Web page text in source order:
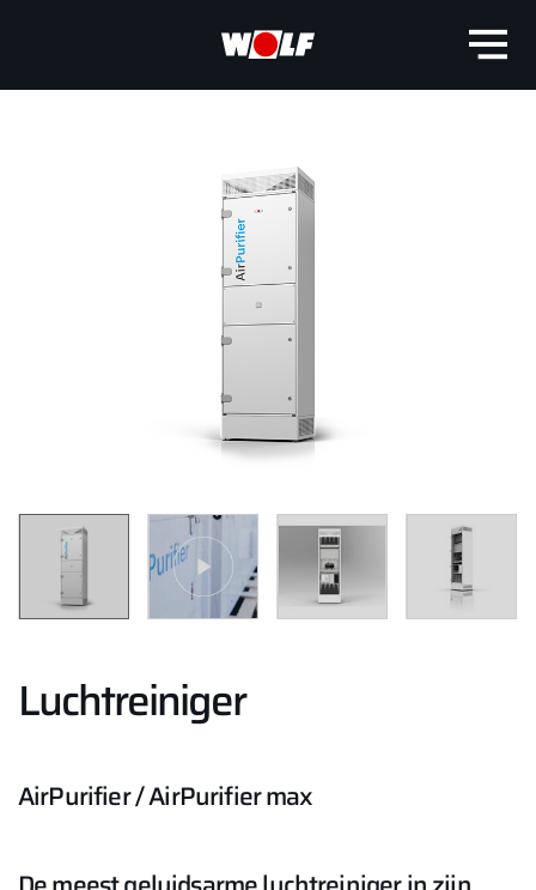
Luchtreiniger
AirPurifier / AirPurifier max